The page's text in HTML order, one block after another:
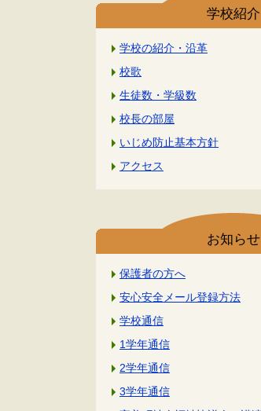
学校紹介
学校の紹介・沿革
校歌
生徒数・学級数
校長の部屋
いじめ防止基本方針
アクセス
お知らせ
保護者の方へ
安心安全メール登録方法
学校通信
1学年通信
2学年通信
3学年通信